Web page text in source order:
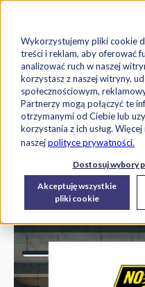
Wykorzystujemy pliki cookie
treści i reklam, aby oferować
analizować ruch w naszej
korzystasz z naszej witryny,
społecznościowym,
Partnerzy mogą połączyć te
otrzymanymi od Ciebie lub
korzystania z ich usług.
naszejpolityce prywatności.
Dostosuj wybory
Akceptuję wszystkie
pliki cookie
Exorigo-Upos Case
NaszeCase
Zmień
E-